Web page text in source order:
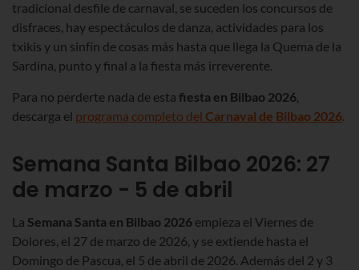
tradicional desfile de carnaval, se suceden los concursos de
disfraces, hay espectáculos de danza, actividades para los
txikis y un sinfín de cosas más hasta que llega la Quema de la
Sardina, punto y final a la fiesta más irreverente.
Para no perderte nada de esta fiesta en Bilbao 2026,
descarga el programa completo del Carnaval de Bilbao 2026.
Semana Santa Bilbao 2026: 27
de marzo - 5 de abril
La Semana Santa en Bilbao 2026 empieza el Viernes de
Dolores, el 27 de marzo de 2026, y se extiende hasta el
Domingo de Pascua, el 5 de abril de 2026. Además del 2 y 3